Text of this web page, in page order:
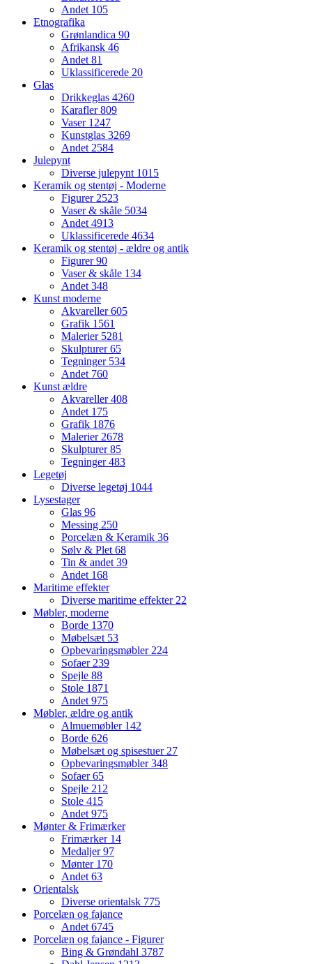
Andet 105
Etnografika
Grønlandica 90
Afrikansk 46
Andet 81
Uklassificerede 20
Glas
Drikkeglas 4260
Karafler809
Vaser 1247
Kunstglas 3269
Andet 2584
Julepynt
Diverse julepynt 1015
Keramik og stentøj - Moderne
Figurer 2523
Vaser & skåle 5034
Andet 4913
Uklassificerede 4634
Keramik og stentøj - ældre og antik
Figurer90
Vaser & skåle 134
Andet 348
Kunst moderne
Akvareller605
Grafik 1561
Malerier 5281
Skulpturer65
Tegninger 534
Andet 760
Kunst ældre
Akvareller408
Andet 175
Grafik 1876
Malerier 2678
Skulpturer85
Tegninger483
Legetøj
Diverse legetøj 1044
Lysestager
Glas 96
Messing 250
Porcelæn & Keramik 36
Sølv & Plet 68
Tin & andet 39
Andet 168
Maritime effekter
Diverse maritime effekter 22
Møbler, moderne
Borde 1370
Møbelsæt 53
Opbevaringsmøbler 224
Sofaer 239
Spejle 88
Stole 1871
Andet 975
Møbler, ældre og antik
Almuemøbler 142
Borde 626
Møbelsæt og spisestuer 27
Opbevaringsmøbler348
Sofaer65
Spejle 212
Stole 415
Andet 975
Mønter & Frimærker
Frimærker 14
Medaljer97
Mønter 170
Andet 63
Orientalsk
Diverse orientalsk 775
Porcelæn og fajance
Andet 6745
Porcelæn og fajance - Figurer
Bing & Grøndahl 3787